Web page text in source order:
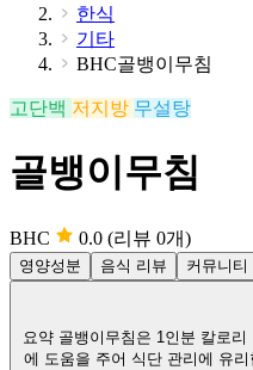
한식
기타
BHC골뱅이무침
고단백 저지방 무설탕
골뱅이무침
BHC 0.0 (리뷰 0개)
영양성분 음식 리뷰 커뮤니티
요약 골뱅이무침은 1인분 칼로
에 도움을 주어 식단 관리에 유